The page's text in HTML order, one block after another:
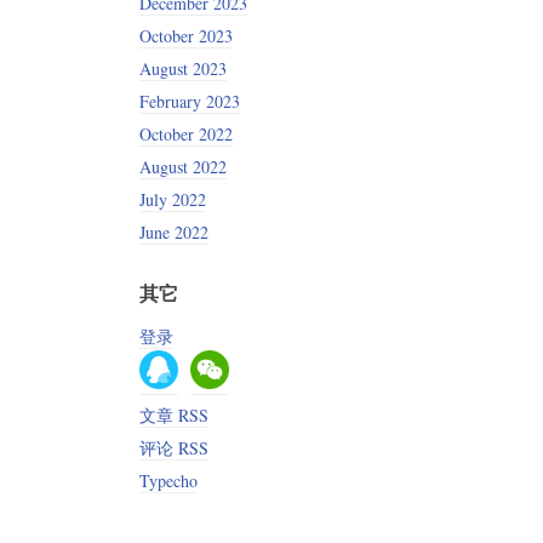
October 2023
August 2023
February 2023
October 2022
August 2022
July 2022
June 2022
其它
登录
文章 RSS
评论 RSS
Typecho